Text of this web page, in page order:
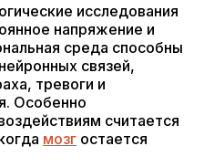
исследования
напряжение и
среда способны
связей,
тревоги и
Особенно
считается
мозг остается